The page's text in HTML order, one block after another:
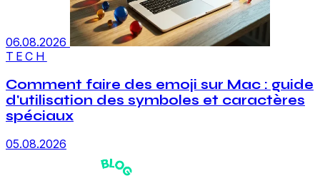
06.08.2026
TECH
Comment faire des emoji sur Mac : guide
d'utilisation des symboles et caractères
spéciaux
05.08.2026